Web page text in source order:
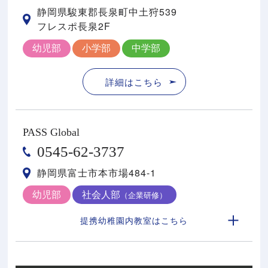
静岡県駿東郡⻑泉町中⼟狩539
フレスポ⻑泉2F
幼児部 小学部 中学部
詳細はこちら
PASS Global
0545-62-3737
静岡県富士市本市場484-1
幼児部 社会人部 （企業研修）
提携幼稚園内教室はこちら